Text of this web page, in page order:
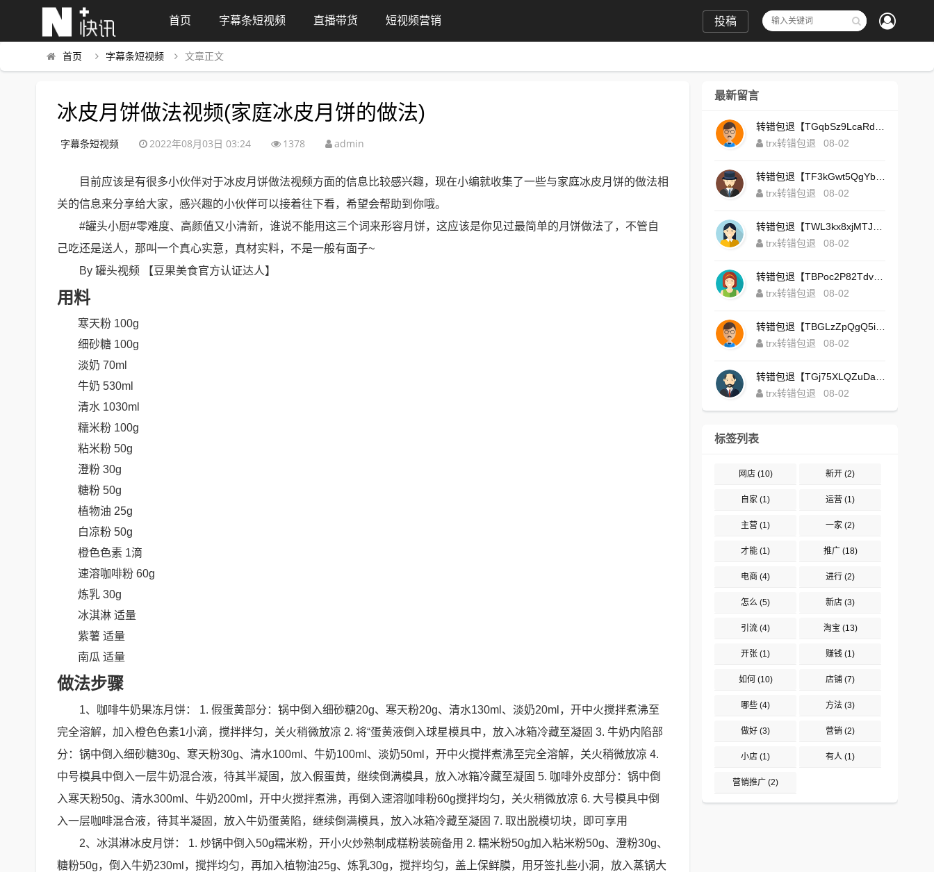
首页 字幕条短视频 直播带货 短视频营销 投稿
首页 字幕条短视频 文章正文
冰皮月饼做法视频(家庭冰皮月饼的做法)
字幕条短视频 2022年08月03日 03:24 1378 admin
目前应该是有很多小伙伴对于冰皮月饼做法视频方面的信息比较感兴趣，现在小编就收集了一些与家庭冰皮月饼的做法相
关的信息来分享给大家，感兴趣的小伙伴可以接着往下看，希望会帮助到你哦。
#罐头小厨#零难度、高颜值又小清新，谁说不能用这三个词来形容月饼，这应该是你见过最简单的月饼做法了，不管自
己吃还是送人，那叫一个真心实意，真材实料，不是一般有面子~
By 罐头视频 【豆果美食官方认证达人】
用料
寒天粉 100g
细砂糖 100g
淡奶 70ml
牛奶 530ml
清水 1030ml
糯米粉 100g
粘米粉 50g
澄粉 30g
糖粉 50g
植物油 25g
白凉粉 50g
橙色色素 1滴
速溶咖啡粉 60g
炼乳 30g
冰淇淋 适量
紫薯 适量
南瓜 适量
做法步骤
1、咖啡牛奶果冻月饼： 1. 假蛋黄部分：锅中倒入细砂糖20g、寒天粉20g、清水130ml、淡奶20ml，开中火搅拌煮沸至
完全溶解，加入橙色色素1小滴，搅拌拌匀，关火稍微放凉 2. 将“蛋黄液倒入球星模具中，放入冰箱冷藏至凝固 3. 牛奶内陷部
分：锅中倒入细砂糖30g、寒天粉30g、清水100ml、牛奶100ml、淡奶50ml，开中火搅拌煮沸至完全溶解，关火稍微放凉 4.
中号模具中倒入一层牛奶混合液，待其半凝固，放入假蛋黄，继续倒满模具，放入冰箱冷藏至凝固 5. 咖啡外皮部分：锅中倒
入寒天粉50g、清水300ml、牛奶200ml，开中火搅拌煮沸，再倒入速溶咖啡粉60g搅拌均匀，关火稍微放凉 6. 大号模具中倒
入一层咖啡混合液，待其半凝固，放入牛奶蛋黄陷，继续倒满模具，放入冰箱冷藏至凝固 7. 取出脱模切块，即可享用
2、冰淇淋冰皮月饼： 1. 炒锅中倒入50g糯米粉，开小火炒熟制成糕粉装碗备用 2. 糯米粉50g加入粘米粉50g、澄粉30g、
糖粉50g，倒入牛奶230ml，搅拌均匀，再加入植物油25g、炼乳30g，搅拌均匀，盖上保鲜膜，用牙签扎些小洞，放入蒸锅大
最新留言
trx转错包退
08-02
trx转错包退
08-02
trx转错包退
08-02
trx转错包退
08-02
trx转错包退
08-02
trx转错包退
08-02
标签列表
网店(10) 新开 (2)
自家 (1) 运营 (1)
主营 (1) 一家 (2)
才能 (1) 推广(18)
电商 (4) 进行 (2)
怎么 (5) 新店 (3)
引流 (4) 淘宝 (13)
开张 (1) 赚钱 (1)
如何 (10) 店铺 (7)
哪些 (4) 方法 (3)
做好 (3) 营销 (2)
小店 (1) 有人 (1)
营销推广 (2)